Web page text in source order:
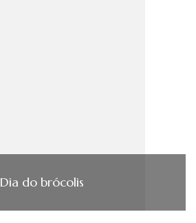
Dia do brócolis